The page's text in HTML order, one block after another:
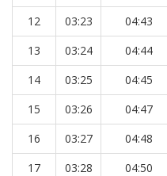
12
03:23 04:43
13
03:24 04:44
14
03:25 04:45
15
03:26 04:47
16
03:27 04:48
17
03:28 04:50